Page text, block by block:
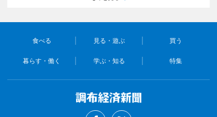
食べる 見る・遊ぶ 買う
暮らす・働く 学ぶ・知る 特集